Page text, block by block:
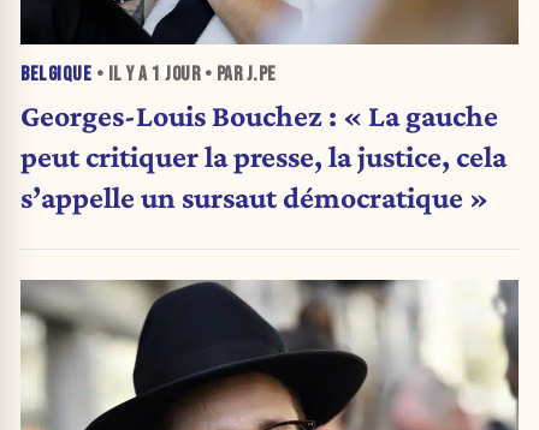
BELGIQUE • IL Y A 1 JOUR• PAR J.PE
Georges-Louis Bouchez : « La gauche
peut critiquer la presse, la justice, cela
s’appelle un sursaut démocratique »